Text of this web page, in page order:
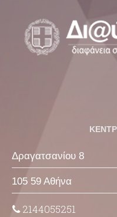
Δραγατσανίου 8
105 59 Αθήνα
2144055251